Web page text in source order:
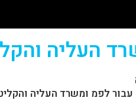
העליה
עבור לפמ ומשרד העליה